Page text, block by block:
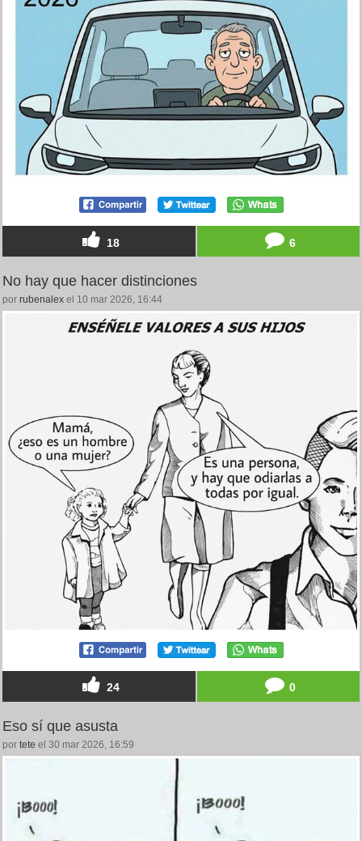
18 6
No hay que hacer distinciones
por rubenalex el 10 mar 2026, 16:44
24 0
Eso sí que asusta
por tete el 30 mar 2026, 16:59